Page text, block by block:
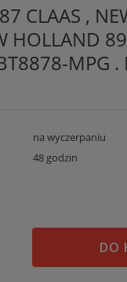
CLAAS ,
HOLLAND
MPG .
na wyczerpaniu
48 godzin
DO